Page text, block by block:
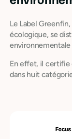
Le Label
écologique, se
environnementale
En effet, il certifie
dans huit